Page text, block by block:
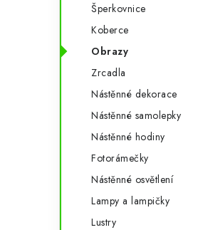
Šperkovnice
Koberce
Obrazy
Zrcadla
Nástěnné dekorace
Nástěnné samolepky
Nástěnné hodiny
Fotorámečky
Nástěnné osvětlení
Lampy a lampičky
Lustry